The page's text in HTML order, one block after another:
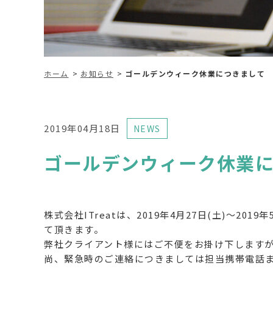
ホーム お知らせ ゴールデンウィーク休業につきまして
2019年04月18日 NEWS
ゴールデンウィーク休業
株式会社ITreatは、2019年4月27日(土)～2019年
て頂きます。
弊社クライアント様にはご不便をお掛け下します
尚、緊急時のご連絡につきましては担当携帯電話